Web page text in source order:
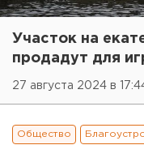
Участок на
продадут для
27 августа 2024 в
Общество